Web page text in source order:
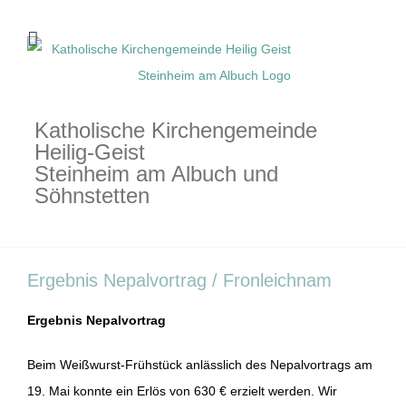
Inhalt
Katholische Kirchengemeinde
Heilig-Geist
Steinheim am Albuch und
Söhnstetten
Ergebnis Nepalvortrag / Fronleichnam
Ergebnis Nepalvortrag
Beim Weißwurst-Frühstück anlässlich des Nepalvortrags am
19. Mai konnte ein Erlös von 630 € erzielt werden. Wir